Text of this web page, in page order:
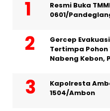
Resmi Buka
0601/
Gercep
Tertimpa
Nabeng Kebon,
Kapolresta
1504/Ambon